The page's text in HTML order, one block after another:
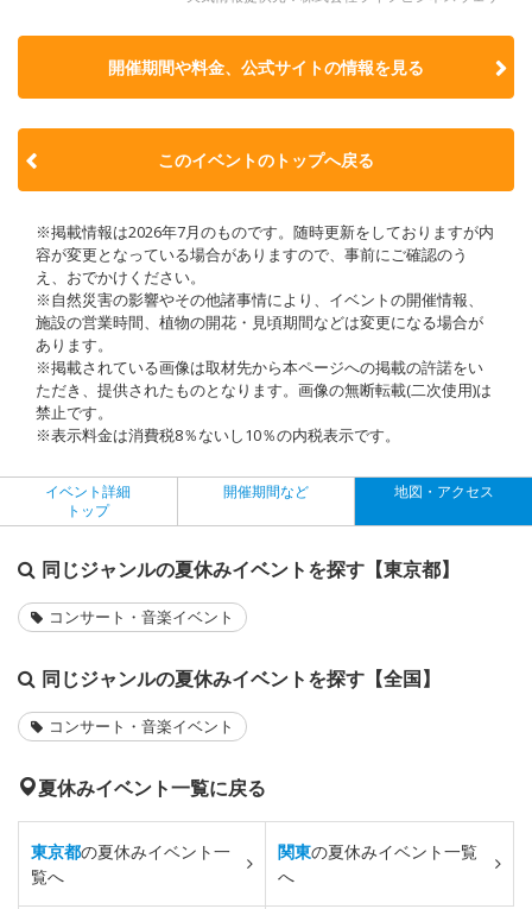
開催期間や料金、公式サイトの情報を見る
このイベントのトップへ戻る
※掲載情報は2026年7月のものです。随時更新をしておりますが内
容が変更となっている場合がありますので、事前にご確認のう
え、おでかけください。
※自然災害の影響やその他諸事情により、イベントの開催情報、
施設の営業時間、植物の開花・見頃期間などは変更になる場合が
あります。
※掲載されている画像は取材先から本ページへの掲載の許諾をい
ただき、提供されたものとなります。画像の無断転載(二次使用)は
禁止です。
※表示料金は消費税8％ないし10％の内税表示です。
イベント詳細
トップ
開催期間など 地図・アクセス
同じジャンルの夏休みイベントを探す【東京都】
コンサート・音楽イベント
同じジャンルの夏休みイベントを探す【全国】
コンサート・音楽イベント
夏休みイベント一覧に戻る
東京都の夏休みイベント一
覧へ
関東の夏休みイベント一覧
へ